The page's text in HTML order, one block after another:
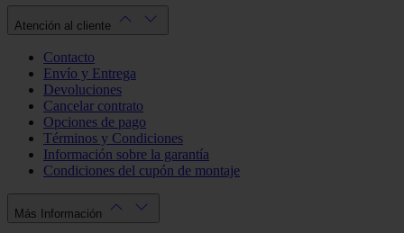
Atención al cliente
Contacto
Envío y Entrega
Devoluciones
Cancelar contrato
Opciones de pago
Términos y Condiciones
Información sobre la garantía
Condiciones del cupón de montaje
Más Información